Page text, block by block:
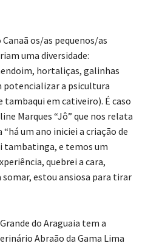
os/as pequenos/as
uma diversidade:
hortaliças, galinhas
potencializar a psicultura
tambaqui em cativeiro). É caso
Marques “Jô” que nos relata
um ano iniciei a criação de
tambatinga, e temos um
quebrei a cara,
somar, estou ansiosa para tirar
do Araguaia tem a
Abraão da Gama Lima